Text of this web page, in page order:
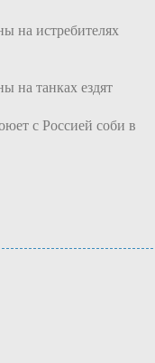
на истребителях
на танках ездят
с Россией соби в